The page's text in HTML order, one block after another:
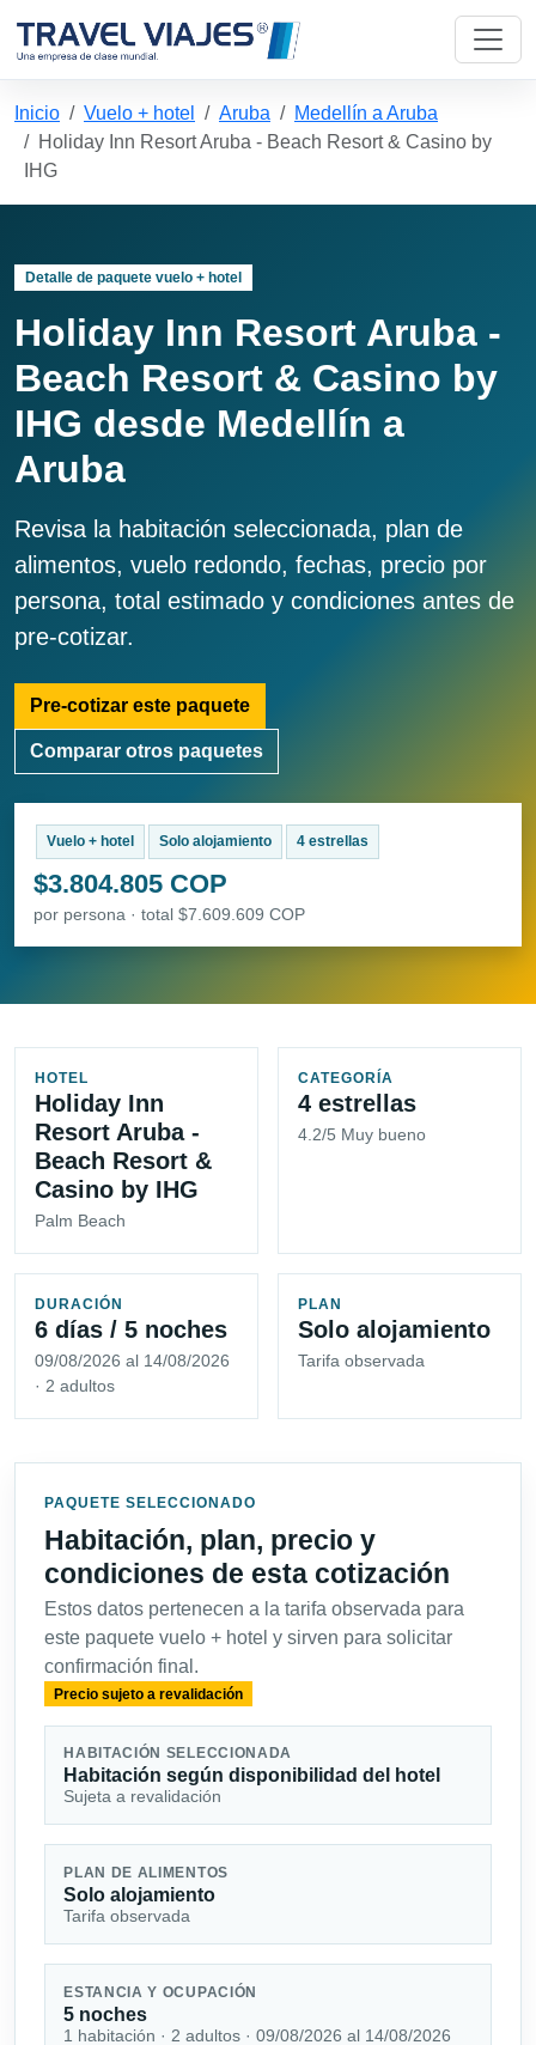
Inicio Vuelo + hotel Aruba
Medellín a Aruba
Holiday Inn Resort Aruba - Beach Resort & Casino by
IHG
Detalle de paquete vuelo + hotel
Holiday Inn Resort Aruba -
Beach Resort & Casino by
IHG desde Medellín a
Aruba
Revisa la habitación seleccionada, plan de
alimentos, vuelo redondo, fechas, precio por
persona, total estimado y condiciones antes de
pre-cotizar.
Pre-cotizar este paquete
Comparar otros paquetes
Vuelo + hotel Solo alojamiento 4 estrellas
$3.804.805 COP
por persona · total $7.609.609 COP
HOTEL
Holiday Inn
Resort Aruba -
Beach Resort &
Casino by IHG
Palm Beach
CATEGORÍA
4 estrellas
4.2/5 Muy bueno
DURACIÓN
6 días / 5 noches
09/08/2026 al 14/08/2026
· 2 adultos
PLAN
Solo alojamiento
Tarifa observada
PAQUETE SELECCIONADO
Habitación, plan, precio y
condiciones de esta cotización
Estos datos pertenecen a la tarifa observada para
este paquete vuelo + hotel y sirven para solicitar
confirmación final.
Precio sujeto a revalidación
HABITACIÓN SELECCIONADA
Habitación según disponibilidad del hotel
Sujeta a revalidación
PLAN DE ALIMENTOS
Solo alojamiento
Tarifa observada
ESTANCIA Y OCUPACIÓN
5 noches
1 habitación · 2 adultos · 09/08/2026 al 14/08/2026